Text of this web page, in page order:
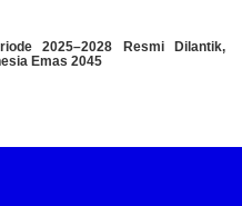
2025–2028 Resmi Dilantik,
Emas 2045